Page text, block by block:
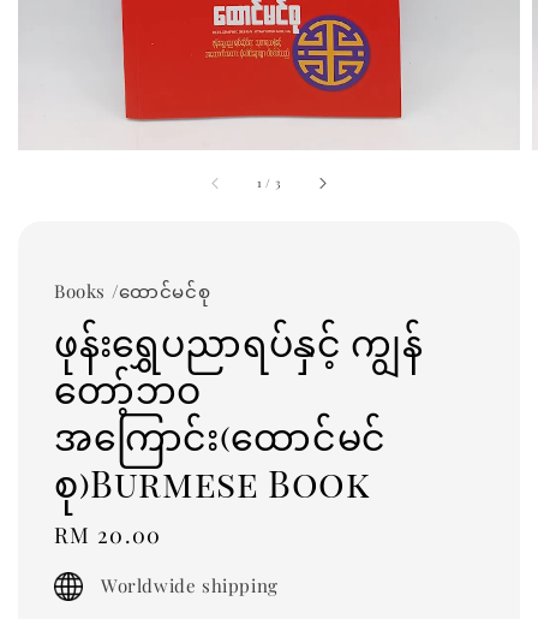
1 / 3
Books /ထောင်မင်စု
ဖုန်းရွှေပညာရပ်နှင့် ကျွန်
တော့်ဘဝ
အကြောင်း(ထောင်မင်
စု)Burmese Book
Regular
price
RM 20.00
Worldwide shipping